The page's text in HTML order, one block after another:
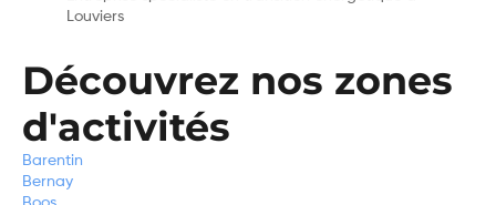
Louviers
Découvrez nos zones
d'activités
Barentin
Bernay